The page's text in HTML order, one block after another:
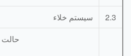
سیستم خلاء
حالت